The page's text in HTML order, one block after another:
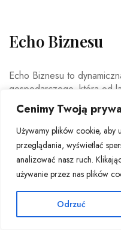
Cenimy Twoją
Używamy plików cookie, aby
przeglądania, wyświetlać
analizować nasz ruch.
używanie przez nas plików
Odrzuć
Echo Biznesu
Echo Biznesu to
gospodarczego, która od
aktualne informacje ze
doświadczonych
codziennie analizuje
trendy gospodarcze oraz
światową ekonomię.
© Copyright 2026 - Echo Biznesu